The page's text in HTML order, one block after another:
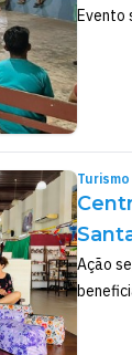
Evento
Turismo
Ação